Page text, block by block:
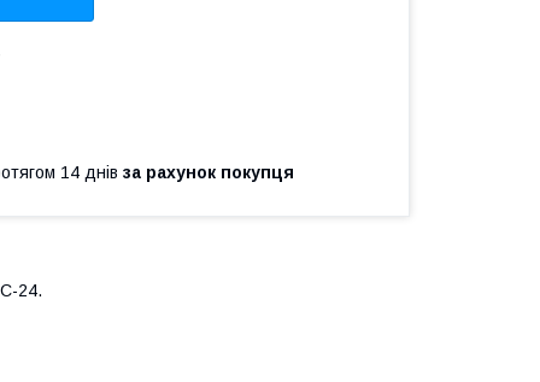
14 днів за рахунок покупця
24.